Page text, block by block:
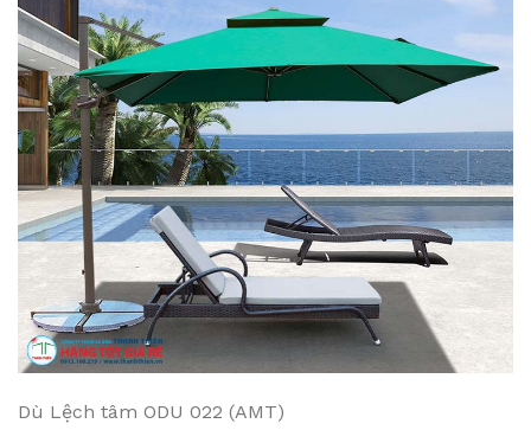
Dù Lệch tâm ODU 022 (AMT)